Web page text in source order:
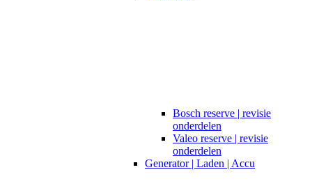
Bosch reserve | revisie
onderdelen
Valeo reserve | revisie
onderdelen
Generator | Laden | Accu